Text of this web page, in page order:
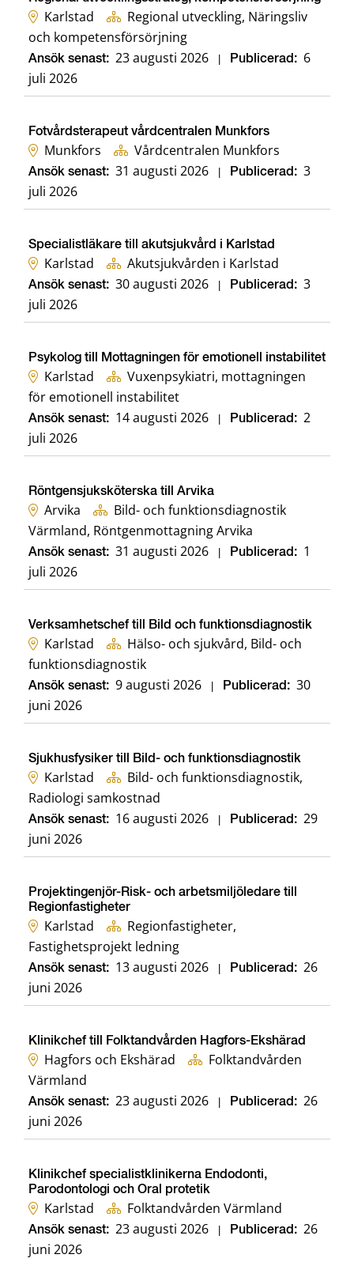
Karlstad
Regional utveckling, Näringsliv
och kompetensförsörjning
Ansök senast: 23 augusti 2026 Publicerad: 6
juli 2026
Fotvårdsterapeut vårdcentralen Munkfors
Munkfors Vårdcentralen Munkfors
Ansök senast: 31 augusti 2026 Publicerad: 3
juli 2026
Specialistläkare till akutsjukvård i Karlstad
Karlstad Akutsjukvården i Karlstad
Ansök senast: 30 augusti 2026 Publicerad: 3
juli 2026
Psykolog till Mottagningen för emotionell instabilitet
Karlstad
Vuxenpsykiatri, mottagningen
för emotionell instabilitet
Ansök senast: 14 augusti 2026 Publicerad: 2
juli 2026
Röntgensjuksköterska till Arvika
Arvika
Bild- och funktionsdiagnostik
Värmland, Röntgenmottagning Arvika
Ansök senast: 31 augusti 2026 Publicerad: 1
juli 2026
Verksamhetschef till Bild och funktionsdiagnostik
Karlstad
Hälso- och sjukvård, Bild- och
funktionsdiagnostik
Ansök senast: 9 augusti 2026 Publicerad: 30
juni 2026
Sjukhusfysiker till Bild- och funktionsdiagnostik
Karlstad
Bild- och funktionsdiagnostik,
Radiologi samkostnad
Ansök senast: 16 augusti 2026 Publicerad: 29
juni 2026
Projektingenjör-Risk- och arbetsmiljöledare till
Regionfastigheter
Karlstad
Regionfastigheter,
Fastighetsprojekt ledning
Ansök senast: 13 augusti 2026 Publicerad: 26
juni 2026
Klinikchef till Folktandvården Hagfors-Ekshärad
Hagfors och Ekshärad
Folktandvården
Värmland
Ansök senast: 23 augusti 2026 Publicerad: 26
juni 2026
Klinikchef specialistklinikerna Endodonti,
Parodontologi och Oral protetik
Karlstad Folktandvården Värmland
Ansök senast: 23 augusti 2026 Publicerad: 26
juni 2026